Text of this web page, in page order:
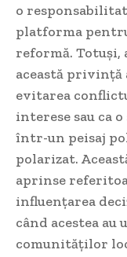
o
platforma
reformă. Totuși,
această
evitarea
interese sau ca
într-un peisaj
polarizat.
aprinse
influențarea
când acestea
comunităților